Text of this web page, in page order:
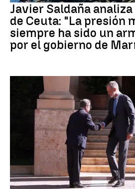
Javier Saldaña
de Ceuta: "La presión
siempre ha sido un
por el gobierno de
Crisis Migratoria